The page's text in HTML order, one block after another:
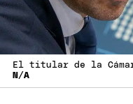
El titular de la
N/A